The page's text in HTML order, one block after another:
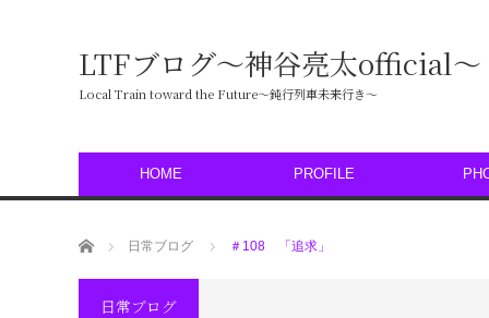
LTFブログ〜神谷亮太official〜
Local Train toward the Future〜鈍行列車未来行き〜
HOME PROFILE
ホーム 日常ブログ ＃108 「追求」
日常ブログ